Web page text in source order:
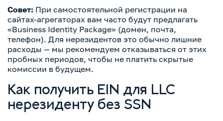
Совет: При самостоятельной регистрации на
сайтах-агрегаторах вам часто будут предлагать
«Business Identity Package» (домен, почта,
телефон). Для нерезидентов это обычно лишние
расходы — мы рекомендуем отказываться от этих
пробных периодов, чтобы не платить скрытые
комиссии в будущем.
Как получить EIN для LLC
нерезиденту без SSN